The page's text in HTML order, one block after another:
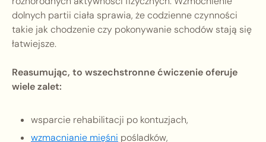
dolnych partii ciała sprawia, że codzienne czynności
takie jak chodzenie czy pokonywanie schodów stają się
łatwiejsze.
Reasumując, to wszechstronne ćwiczenie oferuje
wiele zalet:
wsparcie rehabilitacji po kontuzjach,
wzmacnianie mięśni pośladków,